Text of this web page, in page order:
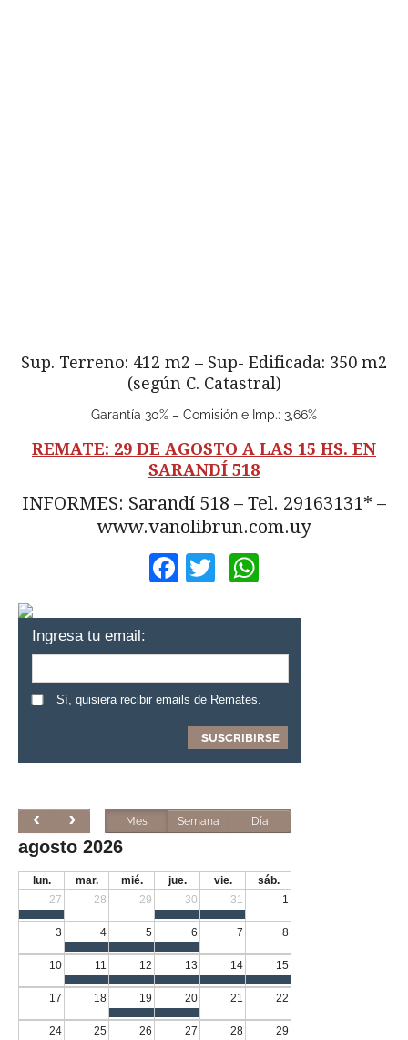
Sup. Terreno: 412 m2 – Sup- Edificada: 350 m2
(según C. Catastral)
Garantía 30% – Comisión e Imp.: 3,66%
REMATE: 29 DE AGOSTO A LAS 15 HS. EN
SARANDÍ 518
INFORMES: Sarandí 518 – Tel. 29163131* –
www.vanolibrun.com.uy
Facebook
Twitter
Ingresa tu email:
Sí, quisiera recibir emails de Remates.
Mes Semana Día
agosto 2026
lun. mar. mié. jue. vie.
sáb.
27
28 29 30 31 1
3 4 5 6 7 8
10 11 12 13 14 15
17 18 19 20 21 22
24 25 26 27 28 29